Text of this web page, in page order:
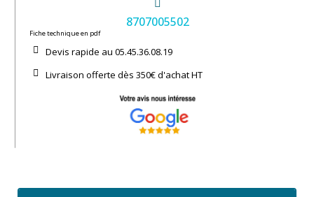
8707005502
Fiche technique en pdf
Devis rapide au 05.45.36.08.19​
Livraison offerte dès 350€ d'achat​ HT